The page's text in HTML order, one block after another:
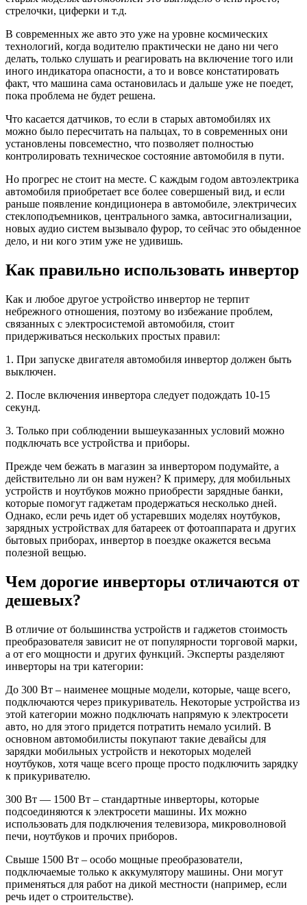
стрелочки, циферки и т.д.
В современных же авто это уже на уровне космических
технологий, когда водителю практически не дано ни чего
делать, только слушать и реагировать на включение того или
иного индикатора опасности, а то и вовсе констатировать
факт, что машина сама остановилась и дальше уже не поедет,
пока проблема не будет решена.
Что касается датчиков, то если в старых автомобилях их
можно было пересчитать на пальцах, то в современных они
установлены повсеместно, что позволяет полностью
контролировать техническое состояние автомобиля в пути.
Но прогрес не стоит на месте. С каждым годом автоэлектрика
автомобиля приобретает все более совершеный вид, и если
раньше появление кондиционера в автомобиле, электричесих
стеклоподъемников, центрального замка, автосигнализации,
новых аудио систем вызывало фурор, то сейчас это обыденное
дело, и ни кого этим уже не удивишь.
Как правильно использовать инвертор
Как и любое другое устройство инвертор не терпит
небрежного отношения, поэтому во избежание проблем,
связанных с электросистемой автомобиля, стоит
придерживаться нескольких простых правил:
1. При запуске двигателя автомобиля инвертор должен быть
выключен.
2. После включения инвертора следует подождать 10-15
секунд.
3. Только при соблюдении вышеуказанных условий можно
подключать все устройства и приборы.
Прежде чем бежать в магазин за инвертором подумайте, а
действительно ли он вам нужен? К примеру, для мобильных
устройств и ноутбуков можно приобрести зарядные банки,
которые помогут гаджетам продержаться несколько дней.
Однако, если речь идет об устаревших моделях ноутбуков,
зарядных устройствах для батареек от фотоаппарата и других
бытовых приборах, инвертор в поездке окажется весьма
полезной вещью.
Чем дорогие инверторы отличаются от
дешевых?
В отличие от большинства устройств и гаджетов стоимость
преобразователя зависит не от популярности торговой марки,
а от его мощности и других функций. Эксперты разделяют
инверторы на три категории:
До 300 Вт – наименее мощные модели, которые, чаще всего,
подключаются через прикуриватель. Некоторые устройства из
этой категории можно подключать напрямую к электросети
авто, но для этого придется потратить немало усилий. В
основном автомобилисты покупают такие девайсы для
зарядки мобильных устройств и некоторых моделей
ноутбуков, хотя чаще всего проще просто подключить зарядку
к прикуривателю.
300 Вт — 1500 Вт – стандартные инверторы, которые
подсоединяются к электросети машины. Их можно
использовать для подключения телевизора, микроволновой
печи, ноутбуков и прочих приборов.
Свыше 1500 Вт – особо мощные преобразователи,
подключаемые только к аккумулятору машины. Они могут
применяться для работ на дикой местности (например, если
речь идет о строительстве).